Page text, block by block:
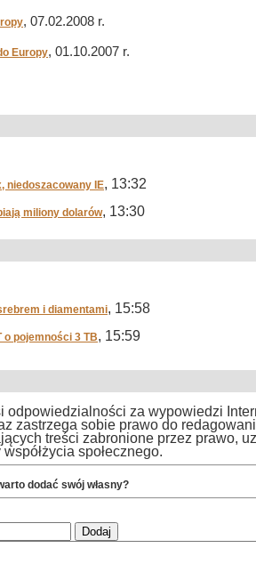
, 07.02.2008 r.
Europy, 01.10.2007 r.
niedoszacowany IE, 13:32
miliony dolarów, 13:30
i diamentami, 15:58
o pojemności 3 TB, 15:59
odpowiedzialności za wypowiedzi
zastrzega sobie prawo do
treści zabronione przez prawo,
społecznego.
dodać swój własny?